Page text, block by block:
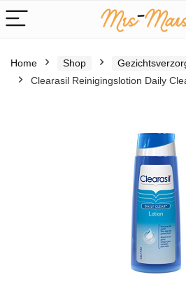
Home Shop
Clearasil Reinigingslotion Daily